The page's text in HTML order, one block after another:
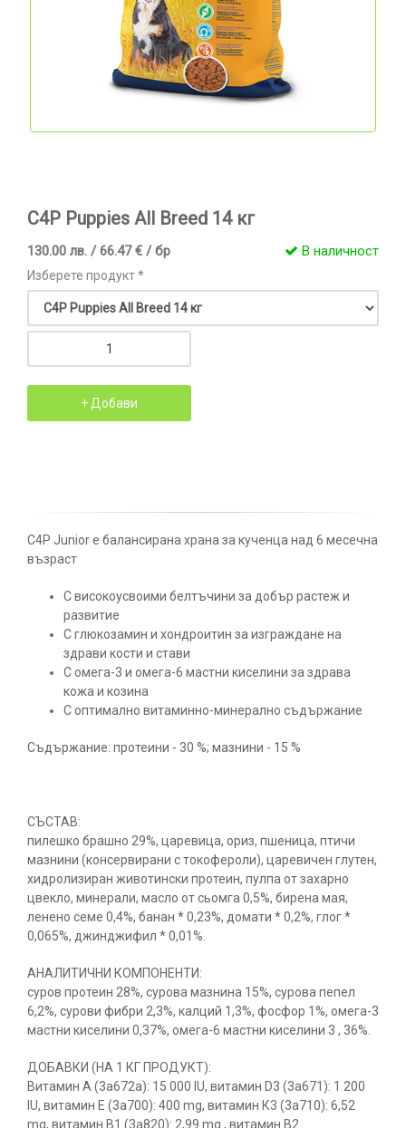
C4P Puppies All Breed 14 кг
130.00 лв. / 66.47 € / бр В наличност
Изберете продукт *
C4P Junior е балансирана храна за кученца над 6 месечна
възраст
С високоусвоими белтъчини за добър растеж и
развитие
С глюкозамин и хондроитин за изграждане на
здрави кости и стави
С омега-3 и омега-6 мастни киселини за здрава
кожа и козина
С оптимално витаминно-минерално съдържание
Съдържание: протеини - 30 %; мазнини - 15 %
СЪСТАВ:
пилешко брашно 29%, царевица, ориз, пшеница, птичи
мазнини (консервирани с токофероли), царевичен глутен,
хидролизиран животински протеин, пулпа от захарно
цвекло, минерали, масло от сьомга 0,5%, бирена мая,
ленено семе 0,4%, банан * 0,23%, домати * 0,2%, глог *
0,065%, джинджифил * 0,01%.
АНАЛИТИЧНИ КОМПОНЕНТИ:
суров протеин 28%, сурова мазнина 15%, сурова пепел
6,2%, сурови фибри 2,3%, калций 1,3%, фосфор 1%, омега-3
мастни киселини 0,37%, омега-6 мастни киселини 3 , 36%.
ДОБАВКИ (НА 1 КГ ПРОДУКТ):
Витамин А (3а672а): 15 000 IU, витамин D3 (3а671): 1 200
IU, витамин Е (3а700): 400 mg, витамин К3 (3а710): 6,52
mg, витамин B1 (3а820): 2,99 mg , витамин В2